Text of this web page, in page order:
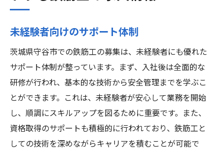
未経験者向けのサポート体制
茨城県守谷市での鉄筋工の募集は、未経験者にも優れた
サポート体制が整っています。まず、入社後は全面的な
研修が行われ、基本的な技術から安全管理までを学ぶこ
とができます。これは、未経験者が安心して業務を開始
し、順調にスキルアップを図るために重要です。また、
資格取得のサポートも積極的に行われており、鉄筋工と
しての技術を深めながらキャリアを積むことが可能で